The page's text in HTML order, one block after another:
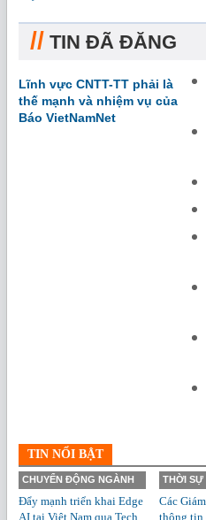
// TIN ĐÃ ĐĂNG
Lĩnh vực CNTT-TT phải là
thế mạnh và nhiệm vụ của
Báo VietNamNet
TIN NỔI BẬT
CHUYỂN ĐỘNG NGÀNH
Đẩy mạnh triển khai Edge
AI tại Việt Nam qua Tech
THỜI SỰ
Các
thông tin